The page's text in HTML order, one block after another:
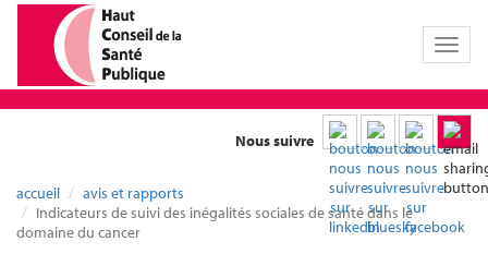
Toggle
Nous suivre
accueil
avis et rapports
Indicateurs de suivi des inégalités sociales de santé dans le
domaine du cancer